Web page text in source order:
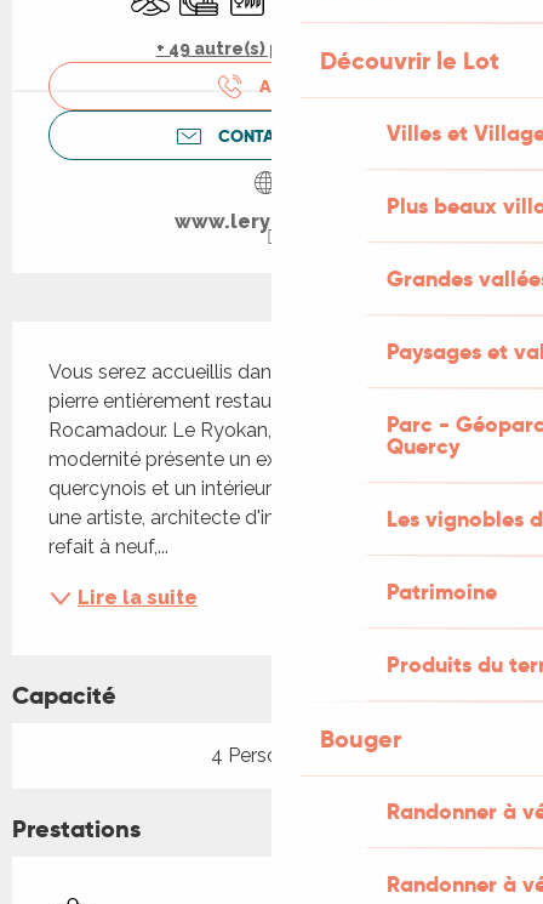
Découvrir le Lot
Villes et
Plus beaux
Grandes
Paysages et
Parc -
Quercy
Les vignobles
Patrimoine
Produits du
Bouger
Randonner à
Randonner à
+ 49 autre(s) prestation(s)
APPELER
CONTACTEZ-NOUS
www.leryokan.com
Vous serez accueillis dans une ancienne ferme en
pierre entièrement restaurée à 2Km du site de
Rocamadour. Le Ryokan, alliant tradition et
modernité présente un extérieur dans le style
quercynois et un intérieur conçu et aménagé par
une artiste, architecte d'intérieur où tout y a été
refait à neuf,...
Lire la suite
Capacité
4 Personne(s)
Prestations